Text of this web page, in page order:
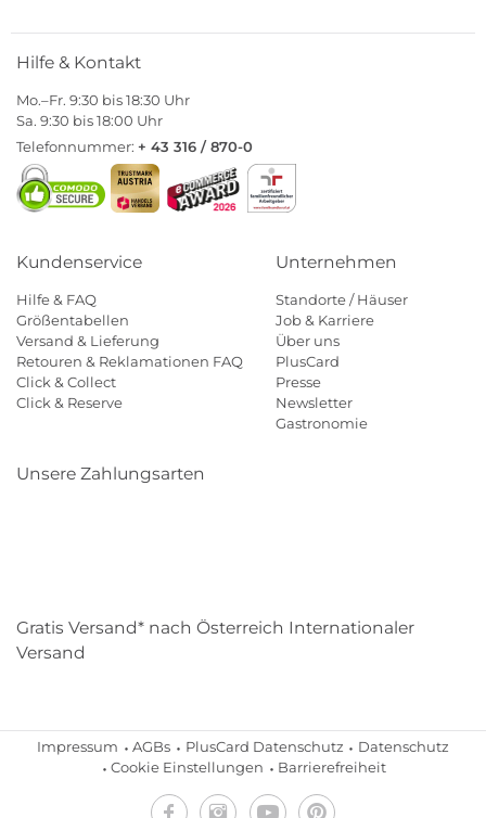
Hilfe & Kontakt
Mo.–Fr. 9:30 bis 18:30 Uhr
Sa. 9:30 bis 18:00 Uhr
Telefonnummer: + 43 316 / 870-0
Kundenservice
Hilfe & FAQ
Größentabellen
Versand & Lieferung
Retouren & Reklamationen FAQ
Click & Collect
Click & Reserve
Unternehmen
Standorte / Häuser
Job & Karriere
Über uns
PlusCard
Presse
Newsletter
Gastronomie
Unsere Zahlungsarten
Gratis Versand* nach Österreich Internationaler
Versand
Impressum AGBs PlusCard Datenschutz
Datenschutz
Cookie Einstellungen
Barrierefreiheit